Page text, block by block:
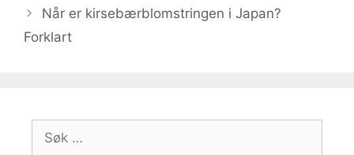
Når er kirsebærblomstringen i Japan?
Forklart
etter: